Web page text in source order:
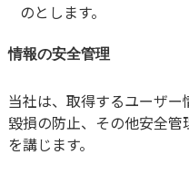
のとします。
情報の安全管理
当社は、取得するユーザ
毀損の防止、その他安全
を講じます。